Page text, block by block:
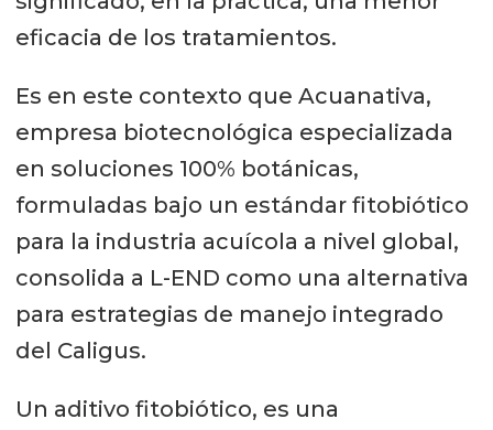
eficacia de los tratamientos.
Es en este contexto que Acuanativa,
empresa biotecnológica especializada
en soluciones 100% botánicas,
formuladas bajo un estándar fitobiótico
para la industria acuícola a nivel global,
consolida a L-END como una alternativa
para estrategias de manejo integrado
del Caligus.
Un aditivo fitobiótico, es una